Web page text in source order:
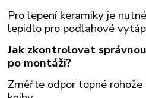
Pro lepení keramiky je
lepidlo pro podlahové
Jak zkontrolovat
po montáži?
Změřte odpor topné